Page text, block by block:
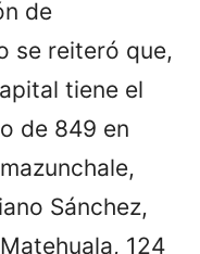
de
se reiteró que,
tiene el
de 849 en
Sánchez,
124